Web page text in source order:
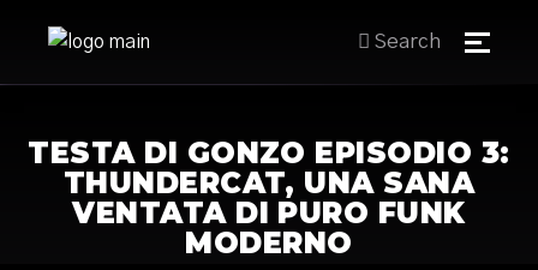
Search
TESTA DI GONZO EPISODIO 3:
THUNDERCAT, UNA SANA
VENTATA DI PURO FUNK
MODERNO